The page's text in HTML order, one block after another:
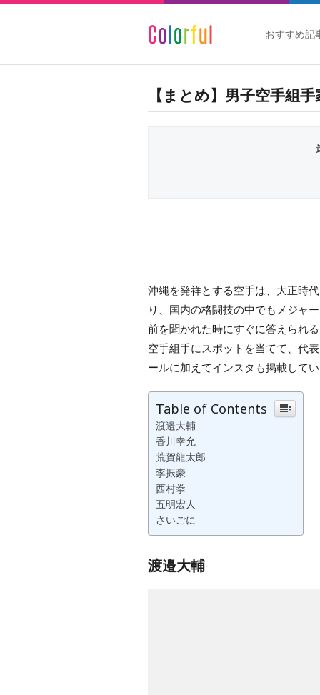
おすすめ記
【まとめ】男子空手組
沖縄を発祥とする空手は、大正時
り、国内の格闘技の中でもメジャ
前を聞かれた時にすぐに答えられ
空手組手にスポットを当てて、代
ールに加えてインスタも掲載して
Table of Contents
渡邉大輔
香川幸允
荒賀龍太郎
李振豪
西村拳
五明宏人
さいごに
渡邉大輔